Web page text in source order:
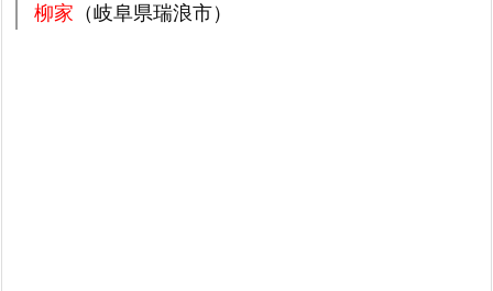
柳家 （岐阜県瑞浪市）